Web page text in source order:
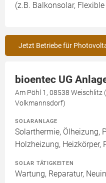
(z.B. Balkonsolar,
Jetzt Betriebe für
bioentec UG
Am Pöhl 1, 08538 Weischlitz
Volkmannsdorf)
SOLARANLAGE
Solarthermie, Ölheizung,
Holzheizung,
SOLAR TÄTIGKEITEN
Wartung, Reparatur,